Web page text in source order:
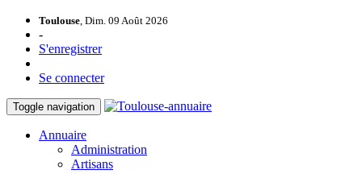
Toulouse, Dim. 09 Août 2026
-
S'enregistrer
Se connecter
Toggle navigation
Annuaire
Administration
Artisans